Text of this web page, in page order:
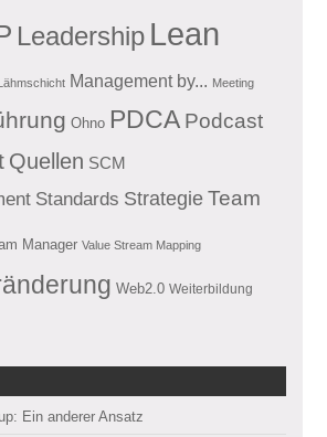
Leadership Lean
Lähmschicht Management by... Meeting
Ohno PDCA Podcast
Quellen SCM
Standards Strategie Team
Manager Value Stream Mapping
Web2.0 Weiterbildung
Ein anderer Ansatz